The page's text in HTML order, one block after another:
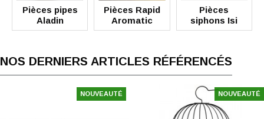
Pièces pipes
Aladin
Pièces Rapid
Aromatic
Pièces
siphons Isi
NOS DERNIERS ARTICLES RÉFÉRENCÉS
NOUVEAUTÉ NOUVEAUTÉ